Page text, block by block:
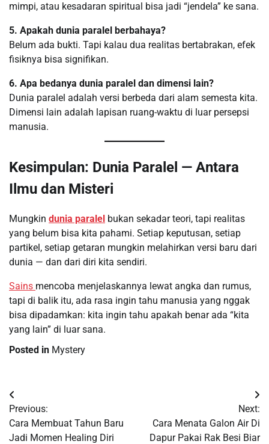
mimpi, atau kesadaran spiritual bisa jadi “jendela” ke sana.
5. Apakah dunia paralel berbahaya?
Belum ada bukti. Tapi kalau dua realitas bertabrakan, efek
fisiknya bisa signifikan.
6. Apa bedanya dunia paralel dan dimensi lain?
Dunia paralel adalah versi berbeda dari alam semesta kita.
Dimensi lain adalah lapisan ruang-waktu di luar persepsi
manusia.
Kesimpulan: Dunia Paralel — Antara
Ilmu dan Misteri
Mungkin dunia paralel bukan sekadar teori, tapi realitas
yang belum bisa kita pahami. Setiap keputusan, setiap
partikel, setiap getaran mungkin melahirkan versi baru dari
dunia — dan dari diri kita sendiri.
Sains mencoba menjelaskannya lewat angka dan rumus,
tapi di balik itu, ada rasa ingin tahu manusia yang nggak
bisa dipadamkan: kita ingin tahu apakah benar ada “kita
yang lain” di luar sana.
Posted in Mystery
Navigasi
pos
Previous:
Cara Membuat Tahun Baru
Jadi Momen Healing Diri
Next:
Cara Menata Galon Air Di
Dapur Pakai Rak Besi Biar